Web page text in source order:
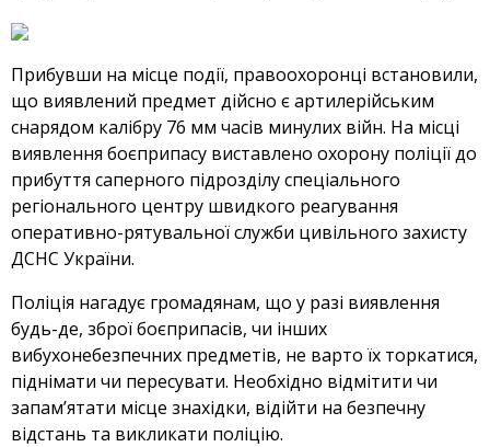
Прибувши на місце події, правоохоронці встановили,
що виявлений предмет дійсно є артилерійським
снарядом калібру 76 мм часів минулих війн. На місці
виявлення боєприпасу виставлено охорону поліції до
прибуття саперного підрозділу спеціального
регіонального центру швидкого реагування
оперативно-рятувальної служби цивільного захисту
ДСНС України.
Поліція нагадує громадянам, що у разі виявлення
будь-де, зброї боєприпасів, чи інших
вибухонебезпечних предметів, не варто їх торкатися,
піднімати чи пересувати. Необхідно відмітити чи
запам’ятати місце знахідки, відійти на безпечну
відстань та викликати поліцію.